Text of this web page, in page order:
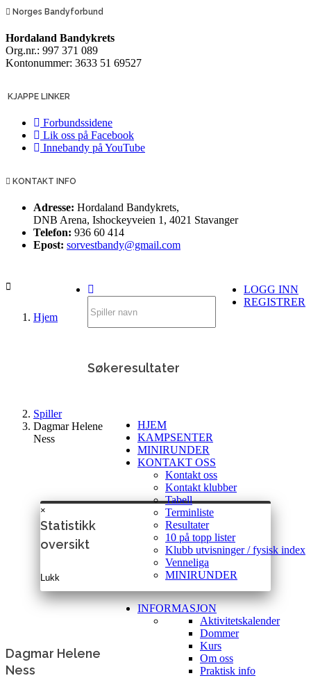
Norges Bandyforbund
Hordaland Bandykrets
Org.nr.: 997 371 089
Kontonummer: 3633 51 69527
KJAPPE LINKER
Forbundssidene
Lik oss på Facebook
Innebandy på YouTube
KONTAKT INFO
Adresse: Hordaland Bandykrets,
DNB Arena, Ishockeyveien 1, 4021 Stavanger
Telefon: 936 60 414
Epost: sorvestbandy@gmail.com
LOGG INN
REGISTRER
Søkeresultater
HJEM
KAMPSENTER
MINIRUNDER
KONTAKT OSS
Kontakt oss
Kontakt klubber
Tabell
Terminliste
Resultater
10 på topp lister
Klubb utvisninger / fysisk index
Venneliga
MINIRUNDER
INFORMASJON
Aktivitetskalender
Dommer
Kurs
Om oss
Praktisk info
Hjem
Spiller
Dagmar Helene
Ness
×
Statistikk
oversikt
Lukk
Dagmar Helene
Ness